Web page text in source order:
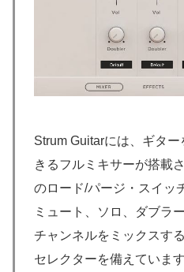
Strum Guitarには、ギタ
きるフルミキサーが搭載
のロード/パージ・スイッ
ミュート、ソロ、ダブラ
チャンネルをミックスす
セレクターを備えています